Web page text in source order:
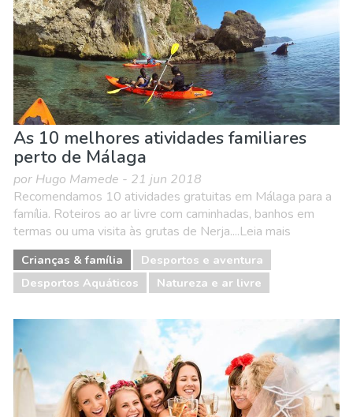
As 10 melhores atividades familiares
perto de Málaga
por Hugo Mamede - 21 jun 2018
Recomendamos 10 atividades gratuitas em Málaga para a
família. Roteiros ao ar livre com caminhadas, banhos em
termas ou uma visita às grutas de Nerja....Leia mais
Crianças & família
Desportos e aventura
Desportos Aquáticos
Natureza e ar livre